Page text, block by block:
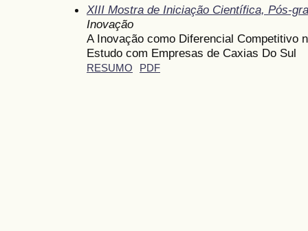
XIII Mostra de Iniciação Científica, Pós-
Inovação
A Inovação como Diferencial Competitivo
Estudo com Empresas de Caxias Do Sul
RESUMO PDF